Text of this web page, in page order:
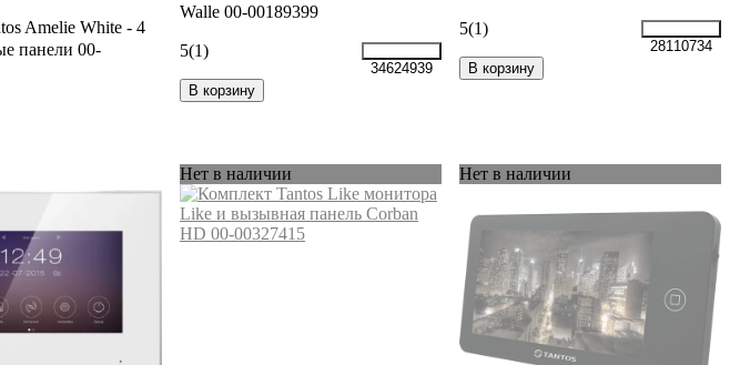
Amelie White - 4
панели 00-
Walle 00-00189399
5(1)
34624939
В корзину
5(1)
28110734
В корзину
Нет в наличии Нет в наличии